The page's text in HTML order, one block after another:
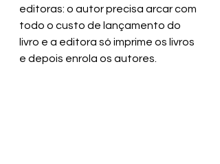
editoras: o autor precisa arcar com
todo o custo de lançamento do
livro e a editora só imprime os livros
e depois enrola os autores.